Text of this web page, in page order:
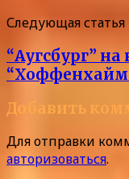
Следующая статья
“Аугсбург”
Добавить
Для отправки
авторизоваться.